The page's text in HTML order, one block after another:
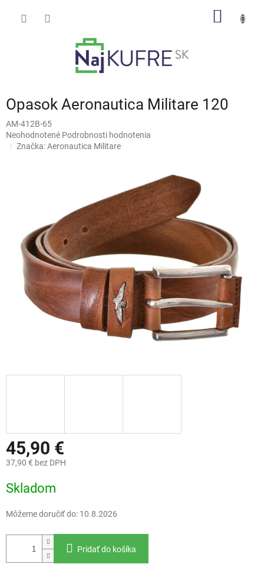
Opasok Aeronautica Militare 120
AM-412B-65
Priemerné
hodnotenie
Neohodnotené Podrobnosti hodnotenia
Značka:Aeronautica Militare
45,90 €
37,90 € bez DPH
cena:
Skladom
Môžeme doručiť do: 10.8.2026
Pridať do košíka